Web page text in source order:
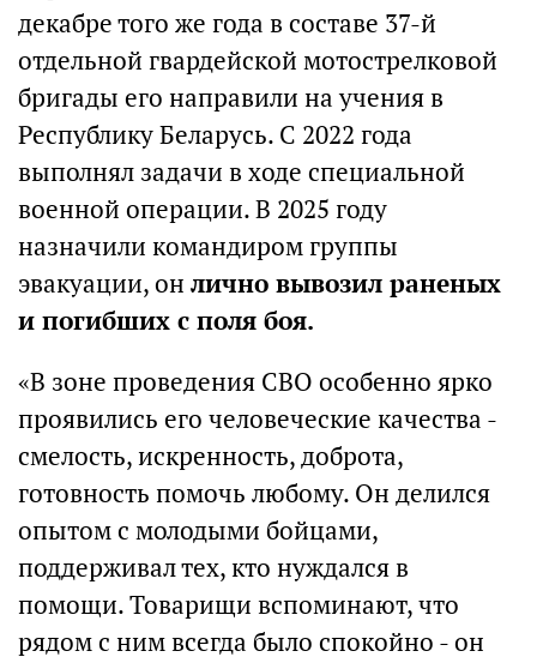
декабре того же года в составе 37-й
отдельной гвардейской мотострелковой
бригады его направили на учения в
Республику Беларусь. С 2022 года
выполнял задачи в ходе специальной
военной операции. В 2025 году
назначили командиром группы
эвакуации, он лично вывозил раненых
и погибших с поля боя.
«В зоне проведения СВО особенно ярко
проявились его человеческие качества -
смелость, искренность, доброта,
готовность помочь любому. Он делился
опытом с молодыми бойцами,
поддерживал тех, кто нуждался в
помощи. Товарищи вспоминают, что
рядом с ним всегда было спокойно - он